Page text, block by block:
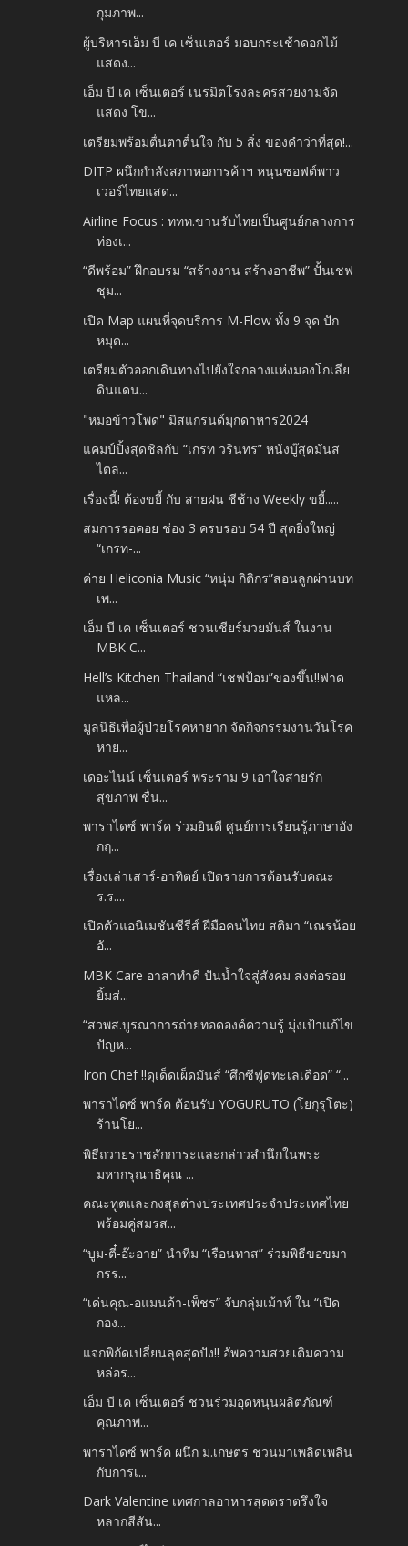
กุมภาพ...
ผู้บริหารเอ็ม บี เค เซ็นเตอร์ มอบกระเช้าดอกไม้
แสดง...
เอ็ม บี เค เซ็นเตอร์ เนรมิตโรงละครสวยงามจัด
แสดง โข...
เตรียมพร้อมตื่นตาตื่นใจ กับ 5 สิ่ง ของคำว่าที่สุด!...
DITP ผนึกกำลังสภาหอการค้าฯ หนุนซอฟต์พาว
เวอร์ไทยแสด...
Airline Focus : ททท.ขานรับไทยเป็นศูนย์กลางการ
ท่องเ...
“ดีพร้อม” ฝึกอบรม “สร้างงาน สร้างอาชีพ” ปั้นเชฟ
ชุม...
เปิด Map แผนที่จุดบริการ M-Flow ทั้ง 9 จุด ปัก
หมุด...
เตรียมตัวออกเดินทางไปยังใจกลางแห่งมองโกเลีย
ดินแดน...
"หมอข้าวโพด" มิสแกรนด์มุกดาหาร2024
แคมป์ปิ้งสุดชิลกับ “เกรท วรินทร” หนังบู๊สุดมันส
ไตล...
เรื่องนี้! ต้องขยี้ กับ สายฝน ชีช้าง Weekly ขยี้.....
สมการรอคอย ช่อง 3 ครบรอบ 54 ปี สุดยิ่งใหญ่
“เกรท-...
ค่าย Heliconia Music “หนุ่ม กิติกร”สอนลูกผ่านบท
เพ...
เอ็ม บี เค เซ็นเตอร์ ชวนเชียร์มวยมันส์ ในงาน
MBK C...
Hell’s Kitchen Thailand “เชฟป้อม”ของขึ้น!!ฟาด
แหล...
มูลนิธิเพื่อผู้ป่วยโรคหายาก จัดกิจกรรมงานวันโรค
หาย...
เดอะไนน์ เซ็นเตอร์ พระราม 9 เอาใจสายรัก
สุขภาพ ชื่น...
พาราไดซ์ พาร์ค ร่วมยินดี ศูนย์การเรียนรู้ภาษาอัง
กฤ...
เรื่องเล่าเสาร์-อาทิตย์ เปิดรายการต้อนรับคณะ
ร.ร....
เปิดตัวแอนิเมชันซีรีส์ ฝีมือคนไทย สติมา “เณรน้อย
อั...
MBK Care อาสาทำดี ปันน้ำใจสู่สังคม ส่งต่อรอย
ยิ้มส่...
“สวพส.บูรณาการถ่ายทอดองค์ความรู้ มุ่งเป้าแก้ไข
ปัญห...
Iron Chef !!ดุเด็ดเผ็ดมันส์ “ศึกซีฟูดทะเลเดือด” “...
พาราไดซ์ พาร์ค ต้อนรับ YOGURUTO (โยกุรุโตะ)
ร้านโย...
พิธีถวายราชสักการะและกล่าวสำนึกในพระ
มหากรุณาธิคุณ ...
คณะทูตและกงสุลต่างประเทศประจำประเทศไทย
พร้อมคู่สมรส...
“บูม-ตี๋-อ๊ะอาย” นำทีม “เรือนทาส” ร่วมพิธีขอขมา
กรร...
“เด่นคุณ-อแมนด้า-เพ็ชร” จับกลุ่มเม้าท์ ใน “เปิด
กอง...
แจกพิกัดเปลี่ยนลุคสุดปัง!! อัพความสวยเติมความ
หล่อร...
เอ็ม บี เค เซ็นเตอร์ ชวนร่วมอุดหนุนผลิตภัณฑ์
คุณภาพ...
พาราไดซ์ พาร์ค ผนึก ม.เกษตร ชวนมาเพลิดเพลิน
กับการเ...
Dark Valentine เทศกาลอาหารสุดตราตรึงใจ
หลากสีสัน...